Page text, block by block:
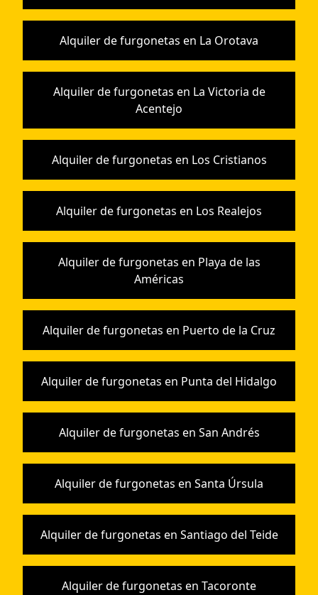
Alquiler de furgonetas en La Orotava
Alquiler de furgonetas en La Victoria de
Acentejo
Alquiler de furgonetas en Los Cristianos
Alquiler de furgonetas en Los Realejos
Alquiler de furgonetas en Playa de las
Américas
Alquiler de furgonetas en Puerto de la Cruz
Alquiler de furgonetas en Punta del Hidalgo
Alquiler de furgonetas en San Andrés
Alquiler de furgonetas en Santa Úrsula
Alquiler de furgonetas en Santiago del Teide
Alquiler de furgonetas en Tacoronte